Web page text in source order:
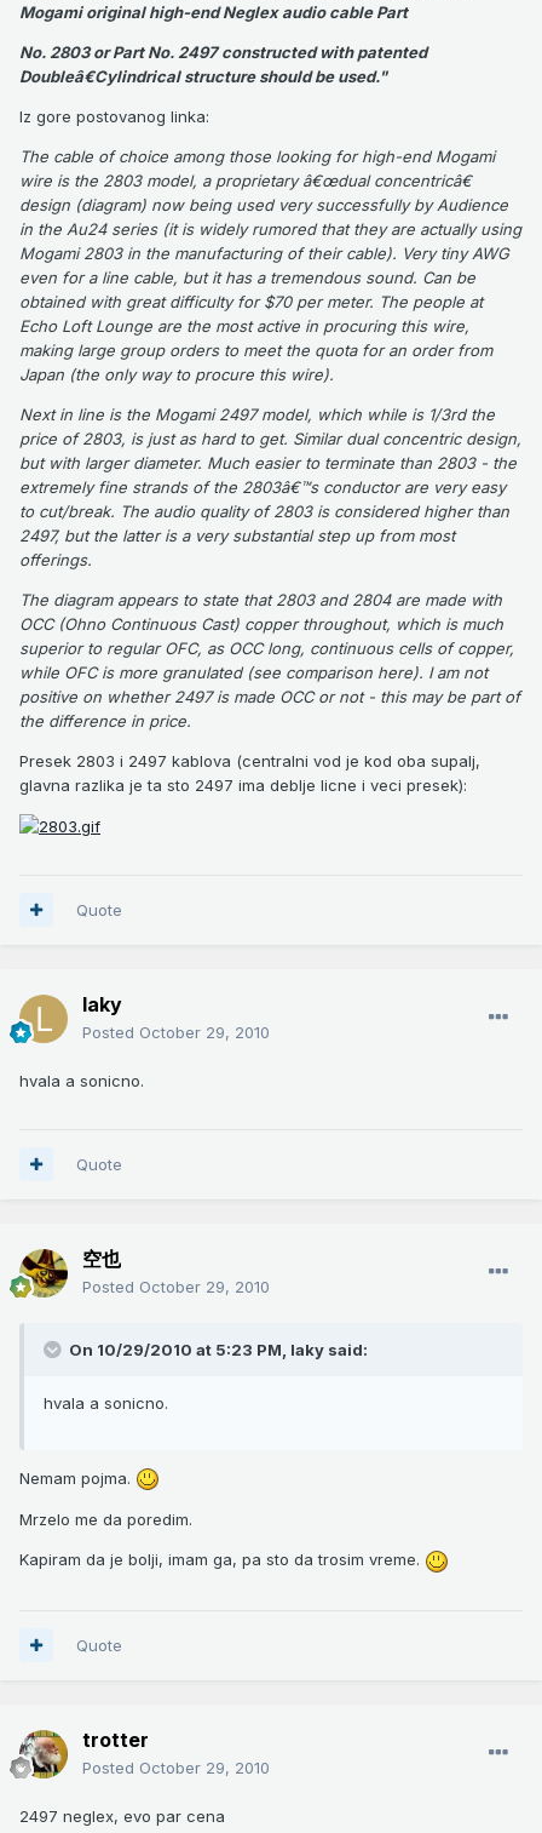
Mogami original high-end Neglex audio cable Part
No. 2803 or Part No. 2497 constructed with patented
Doubleâ€Cylindrical structure should be used."
Iz gore postovanog linka:
The cable of choice among those looking for high-end Mogami
wire is the 2803 model, a proprietary â€œdual concentricâ€
design (diagram) now being used very successfully by Audience
in the Au24 series (it is widely rumored that they are actually using
Mogami 2803 in the manufacturing of their cable). Very tiny AWG
even for a line cable, but it has a tremendous sound. Can be
obtained with great difficulty for $70 per meter. The people at
Echo Loft Lounge are the most active in procuring this wire,
making large group orders to meet the quota for an order from
Japan (the only way to procure this wire).
Next in line is the Mogami 2497 model, which while is 1/3rd the
price of 2803, is just as hard to get. Similar dual concentric design,
but with larger diameter. Much easier to terminate than 2803 - the
extremely fine strands of the 2803â€™s conductor are very easy
to cut/break. The audio quality of 2803 is considered higher than
2497, but the latter is a very substantial step up from most
offerings.
The diagram appears to state that 2803 and 2804 are made with
OCC (Ohno Continuous Cast) copper throughout, which is much
superior to regular OFC, as OCC long, continuous cells of copper,
while OFC is more granulated (see comparison here). I am not
positive on whether 2497 is made OCC or not - this may be part of
the difference in price.
Presek 2803 i 2497 kablova (centralni vod je kod oba supalj,
glavna razlika je ta sto 2497 ima deblje licne i veci presek):
Quote
laky
Posted October 29, 2010
hvala a sonicno.
Quote
空也
Posted October 29, 2010
On 10/29/2010 at 5:23 PM, laky said:
hvala a sonicno.
Nemam pojma.
Mrzelo me da poredim.
Kapiram da je bolji, imam ga, pa sto da trosim vreme.
Quote
trotter
Posted October 29, 2010
2497 neglex, evo par cena